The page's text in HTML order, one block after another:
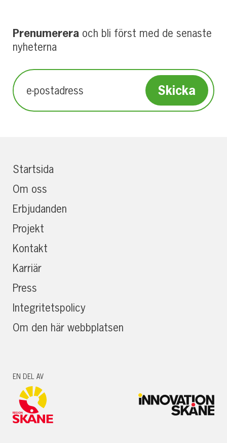
Prenumerera och bli först med de senaste
nyheterna
Startsida
Om oss
Erbjudanden
Projekt
Kontakt
Karriär
Press
Integritetspolicy
Om den här webbplatsen
EN DEL AV